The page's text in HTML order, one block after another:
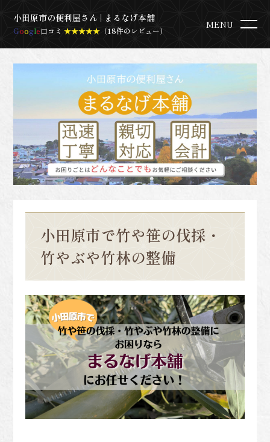
小田原市の便利屋さん | まるなげ本舗
Google口コミ★★★★★ （18件のレビュー）
MENU
小田原市で竹や笹の伐採・
竹やぶや竹林の整備